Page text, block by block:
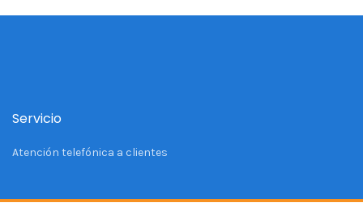
Servicio
Atención telefónica a clientes